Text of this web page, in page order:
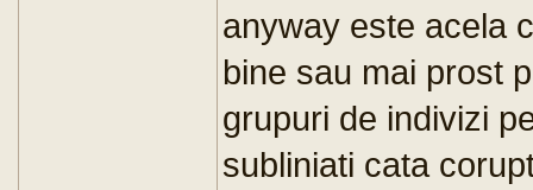
anyway este acela
bine sau mai prost
grupuri de indivizi
subliniati cata